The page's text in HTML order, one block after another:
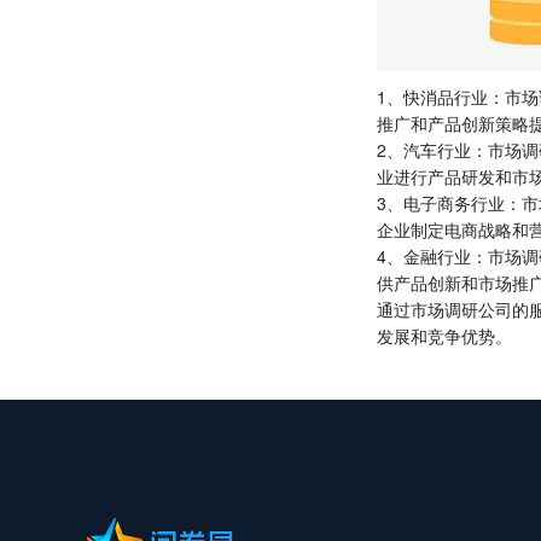
1、快消品行业：市
推广和产品创新策略
2、汽车行业：市场
业进行产品研发和市
3、电子商务行业：
企业制定电商战略和
4、金融行业：市场
供产品创新和市场推
通过市场调研公司的
发展和竞争优势。